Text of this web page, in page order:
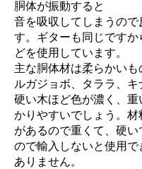
胴体が振動すると
音を吸収してしまうの
す。ギターも同じです
どを使用しています。
主な胴体材は柔らかい
ルガジョボ、タララ、キ
硬い木ほど色が濃く、
かりやすいでしょう。
があるので重くて、硬
ので輸入しないと使用
ありません。